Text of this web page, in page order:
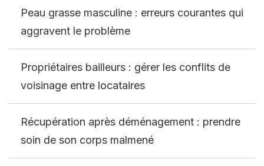
Peau grasse masculine : erreurs courantes qui
aggravent le problème
Propriétaires bailleurs : gérer les conflits de
voisinage entre locataires
Récupération après déménagement : prendre
soin de son corps malmené